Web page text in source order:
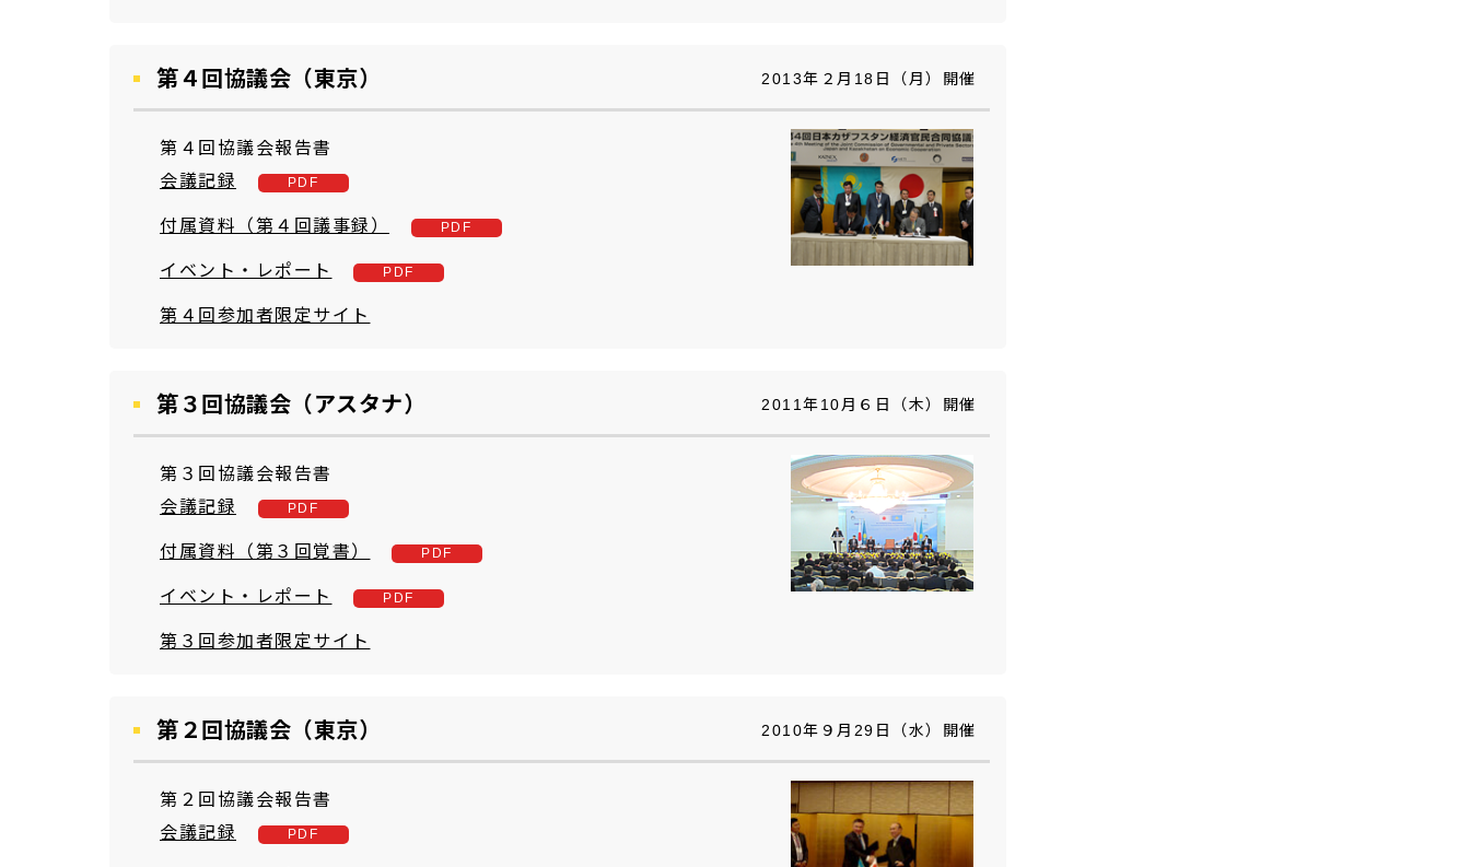
第４回協議会（東京） 2013年２月18日（月）開催
第４回協議会報告書
会議記録
付属資料（第４回議事録）
イベント・レポート
第４回参加者限定サイト
第３回協議会（アスタナ） 2011年10月６日（木）開催
第３回協議会報告書
会議記録
付属資料（第３回覚書）
イベント・レポート
第３回参加者限定サイト
第２回協議会（東京） 2010年９月29日（水）開催
第２回協議会報告書
会議記録